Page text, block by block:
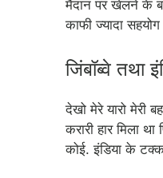
मैदान पर खेलने के
काफी ज्यादा
जिंबॉब्वे तथा
देखो मेरे यारो मेरी
करारी हार मिला
कोई. इंडिया के